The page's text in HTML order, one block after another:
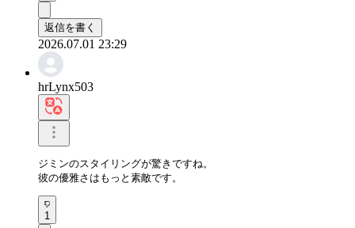
返信を書く
2026.07.01 23:29
hrLynx503
ジミンのスタイリングが驚きですね。
彼の優雅さはもっと素敵です。
1